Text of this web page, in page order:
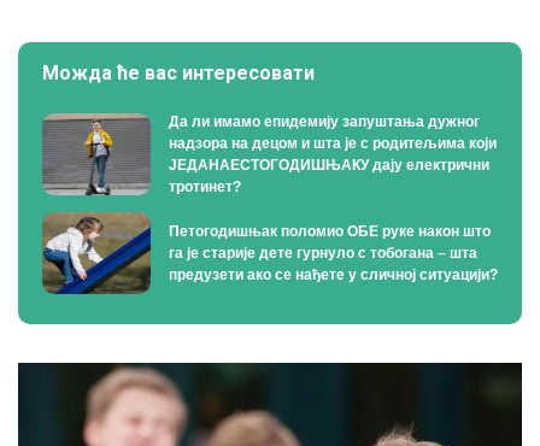
Можда ће вас интересовати
Да ли имамо епидемију запуштања дужног
надзора на децом и шта је с родитељима који
ЈЕДАНАЕСТОГОДИШЊАКУ дају електрични
тротинет?
Петогодишњак поломио ОБЕ руке након што
га је старије дете гурнуло с тобогана – шта
предузети ако се нађете у сличној ситуацији?